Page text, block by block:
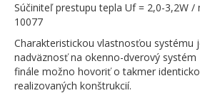
Súčiniteľ prestupu tepla Uf = 2,0-3,2W /
10077
Charakteristickou vlastnosťou systému
nadväznosť na okenno-dverový systém
finále možno hovoriť o takmer
realizovaných konštrukcií.